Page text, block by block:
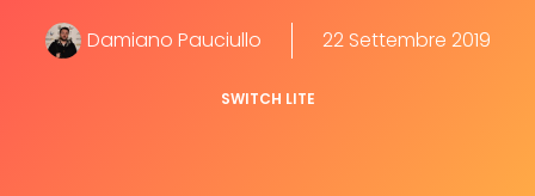
Damiano Pauciullo 22 Settembre 2019
SWITCH LITE